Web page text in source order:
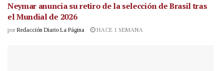
Neymar anuncia su retiro de la selección de Brasil tras
el Mundial de 2026
por Redacción Diario La Página HACE 1 SEMANA